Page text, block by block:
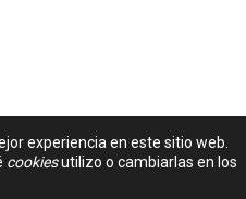
experiencia en este sitio web.
cookiesutilizo o cambiarlas en los